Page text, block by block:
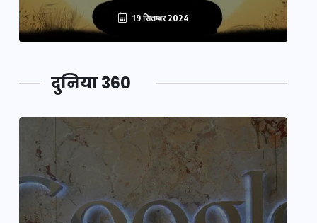
19 सितम्बर 2024
दुनिया 360